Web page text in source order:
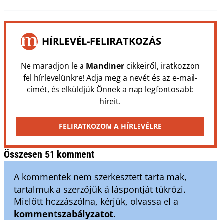
HÍRLEVÉL-FELIRATKOZÁS
Ne maradjon le a Mandinercikkeiről, iratkozzon
fel hírlevelünkre! Adja meg a nevét és az e-mail-
címét, és elküldjük Önnek a nap legfontosabb
híreit.
FELIRATKOZOM A HÍRLEVÉLRE
Összesen 51 komment
A kommentek nem szerkesztett tartalmak,
tartalmuk a szerzőjük álláspontját tükrözi.
Mielőtt hozzászólna, kérjük, olvassa el a
kommentszabályzatot.